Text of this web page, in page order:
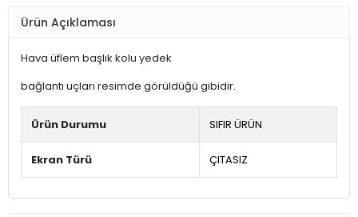
Ürün Açıklaması
Hava üflem başlık kolu yedek
bağlantı uçları resimde görüldüğü gibidir.
Ürün Durumu SIFIR ÜRÜN
Ekran Türü ÇITASIZ